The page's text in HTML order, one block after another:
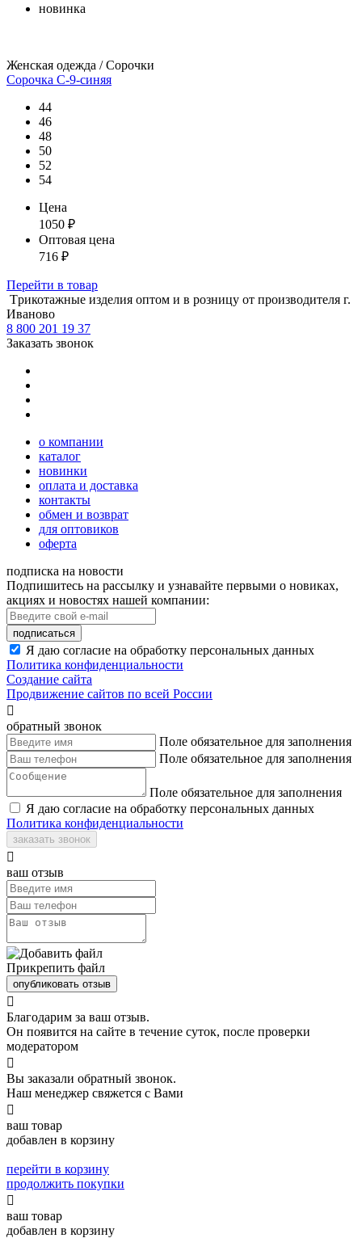
новинка
Женская одежда / Сорочки
Сорочка С-9-синяя
44
46
48
50
52
54
Цена
1050 ₽
Оптовая цена
716 ₽
Перейти в товар
Tрикотажные изделия оптом и в розницу от производителя г.
Иваново
8 800 201 19 37
Заказать звонок
о компании
каталог
новинки
оплата и доставка
контакты
обмен и возврат
для оптовиков
оферта
подписка на новости
Подпишитесь на рассылку и узнавайте первыми о новиках,
акциях и новостях нашей компании:
подписаться
Я даю согласие на обработку персональных данных
Политика конфиденциальности
Создание сайта
Продвижение сайтов по всей России

обратный звонок
Поле обязательное для заполнения
Поле обязательное для заполнения
Поле обязательное для заполнения
Я даю согласие на обработку персональных данных
Политика конфиденциальности
заказать звонок

ваш отзыв
Прикрепить файл
опубликовать отзыв

Благодарим за ваш отзыв.
Он появится на сайте в течение суток, после проверки
модератором

Вы заказали обратный звонок.
Наш менеджер свяжется с Вами

ваш товар
добавлен в корзину
перейти в корзину
продолжить покупки

ваш товар
добавлен в корзину